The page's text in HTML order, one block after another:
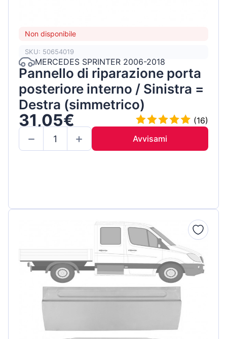
Non disponibile
SKU: 50654019
MERCEDES SPRINTER 2006-2018
Pannello di riparazione porta
posteriore interno / Sinistra =
Destra (simmetrico)
31,05€
(16)
Avvisami